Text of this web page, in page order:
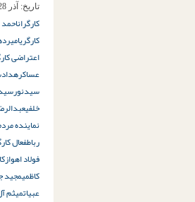
تاریخ: آذر 28ام, 1397
کارگران
کارگری
اعتراضی
عساکره
سیدنور
خلفی
نماینده
رباطفعال
فولاد اهواز
کاظمیمجید
عبیاتمیثم